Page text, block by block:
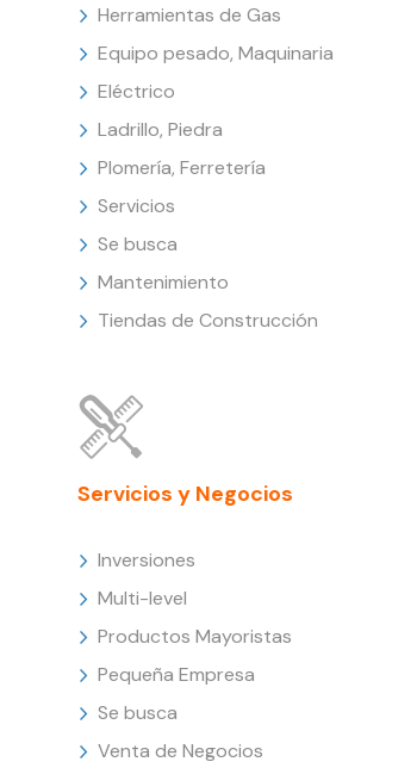
Herramientas de Gas
Equipo pesado, Maquinaria
Eléctrico
Ladrillo, Piedra
Plomería, Ferretería
Servicios
Se busca
Mantenimiento
Tiendas de Construcción
Servicios y Negocios
Inversiones
Multi-level
Productos Mayoristas
Pequeña Empresa
Se busca
Venta de Negocios